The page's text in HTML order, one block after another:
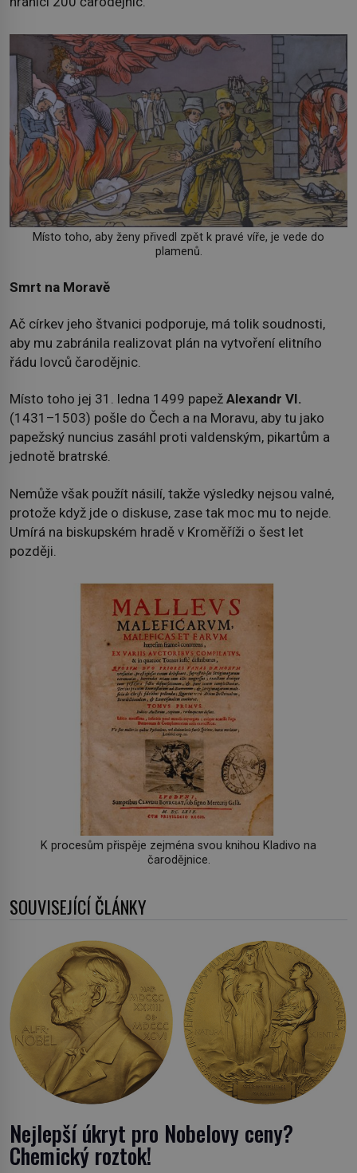
Místo toho, aby ženy přivedl zpět k pravé víře, je vede do
plamenů.
Smrt na Moravě
Ač církev jeho štvanici podporuje, má tolik soudnosti,
aby mu zabránila realizovat plán na vytvoření elitního
řádu lovců čarodějnic.
Místo toho jej 31. ledna 1499 papež Alexandr VI.
(1431–1503) pošle do Čech a na Moravu, aby tu jako
papežský nuncius zasáhl proti valdenským, pikartům a
jednotě bratrské.
Nemůže však použít násilí, takže výsledky nejsou valné,
protože když jde o diskuse, zase tak moc mu to nejde.
Umírá na biskupském hradě v Kroměříži o šest let
později.
K procesům přispěje zejména svou knihou Kladivo na
čarodějnice.
SOUVISEJÍCÍ ČLÁNKY
Nejlepší úkryt pro Nobelovy ceny?
Chemický roztok!